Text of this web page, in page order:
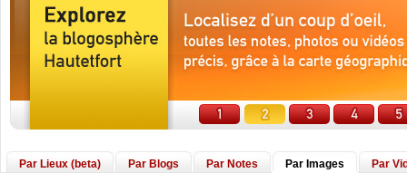
Par Lieux (beta) Par Blogs Par Notes Par Images Par